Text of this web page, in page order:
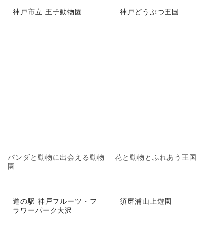
神戸市立 王子動物園
パンダと動物に出会える動物
園
神戸どうぶつ王国
花と動物とふれあう王国
道の駅 神戸フルーツ・フ
ラワーパーク大沢
須磨浦山上遊園